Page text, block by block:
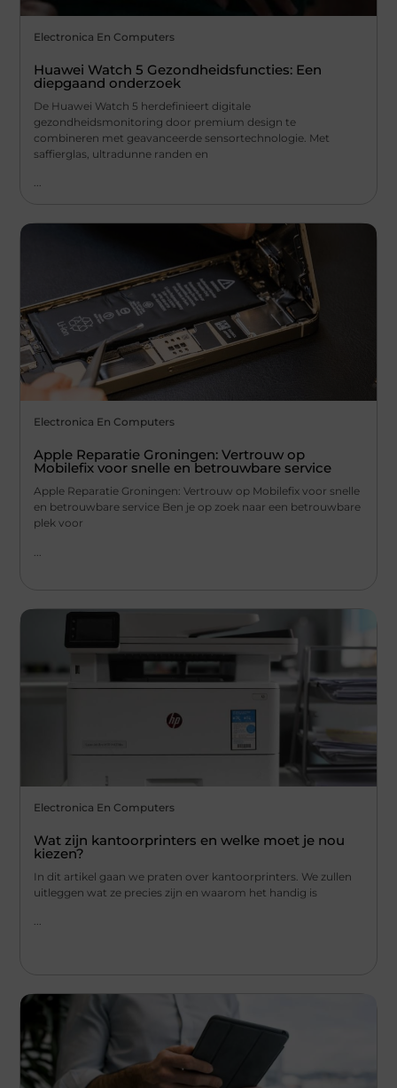
Electronica En Computers
Huawei Watch 5 Gezondheidsfuncties: Een
diepgaand onderzoek
De Huawei Watch 5 herdefinieert digitale
gezondheidsmonitoring door premium design te
combineren met geavanceerde sensortechnologie. Met
saffierglas, ultradunne randen en
...
Electronica En Computers
Apple Reparatie Groningen: Vertrouw op
Mobilefix voor snelle en betrouwbare service
Apple Reparatie Groningen: Vertrouw op Mobilefix voor snelle
en betrouwbare service Ben je op zoek naar een betrouwbare
plek voor
Electronica En Computers
Wat zijn kantoorprinters en welke moet je nou
kiezen?
In dit artikel gaan we praten over kantoorprinters. We zullen
uitleggen wat ze precies zijn en waarom het handig is
...